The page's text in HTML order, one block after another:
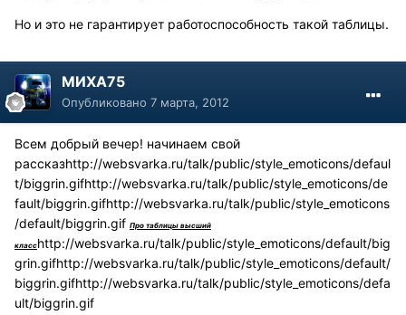
Но и это не гарантирует работоспособность такой таблицы.
МИХА75
Опубликовано 7 марта, 2012
Всем добрый вечер! начинаем свой
рассказhttp://websvarka.ru/talk/public/style_emoticons/defaul
t/biggrin.gifhttp://websvarka.ru/talk/public/style_emoticons/de
fault/biggrin.gifhttp://websvarka.ru/talk/public/style_emoticons
/default/biggrin.gif Про таблицы высший
классhttp://websvarka.ru/talk/public/style_emoticons/default/big
grin.gifhttp://websvarka.ru/talk/public/style_emoticons/default/
biggrin.gifhttp://websvarka.ru/talk/public/style_emoticons/defa
ult/biggrin.gif